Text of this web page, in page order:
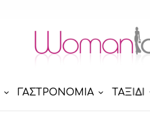
ΓΑΣΤΡΟΝΟΜΙΑ ΤΑΞΙΔΙ